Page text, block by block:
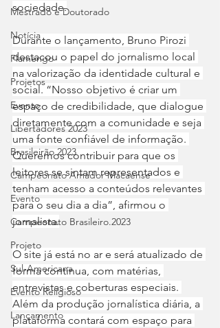
Mestrado e Doutorado
Notícia
Flamengo
Projetos
Evento
Libertadores 2023
Brasileirão 2023
Campeonato Amador Macaense
Evento
Campeonato Brasileiro.2023
Projeto
Sul-Americana
Evento Religioso
Lançamento
sociedade.
Durante o lançamento, Bruno Pirozi
destacou o papel do jornalismo local
na valorização da identidade cultural e
social. “Nosso objetivo é criar um
espaço de credibilidade, que dialogue
diretamente com a comunidade e seja
uma fonte confiável de informação.
Queremos contribuir para que os
leitores se sintam representados e
tenham acesso a conteúdos relevantes
para o seu dia a dia”, afirmou o
jornalista.
O site já está no ar e será atualizado de
forma contínua, com matérias,
entrevistas e coberturas especiais.
Além da produção jornalística diária, a
plataforma contará com espaço para